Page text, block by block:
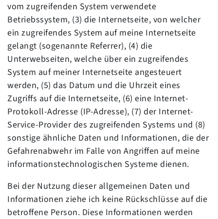
vom zugreifenden System verwendete
Betriebssystem, (3) die Internetseite, von welcher
ein zugreifendes System auf meine Internetseite
gelangt (sogenannte Referrer), (4) die
Unterwebseiten, welche über ein zugreifendes
System auf meiner Internetseite angesteuert
werden, (5) das Datum und die Uhrzeit eines
Zugriffs auf die Internetseite, (6) eine Internet-
Protokoll-Adresse (IP-Adresse), (7) der Internet-
Service-Provider des zugreifenden Systems und (8)
sonstige ähnliche Daten und Informationen, die der
Gefahrenabwehr im Falle von Angriffen auf meine
informationstechnologischen Systeme dienen.
Bei der Nutzung dieser allgemeinen Daten und
Informationen ziehe ich keine Rückschlüsse auf die
betroffene Person. Diese Informationen werden